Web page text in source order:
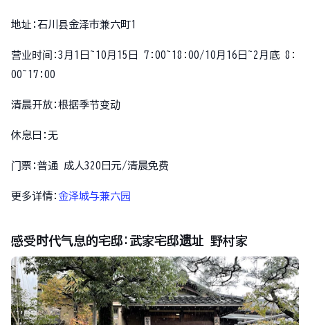
地址:石川县金泽市兼六町1
营业时间:3月1日~10月15日 7:00~18:00/10月16日~2月底 8:
00~17:00
清晨开放:根据季节变动
休息日:无
门票:普通 成人320日元/清晨免费
更多详情: 金泽城与兼六园
感受时代气息的宅邸:武家宅邸遗址 野村家